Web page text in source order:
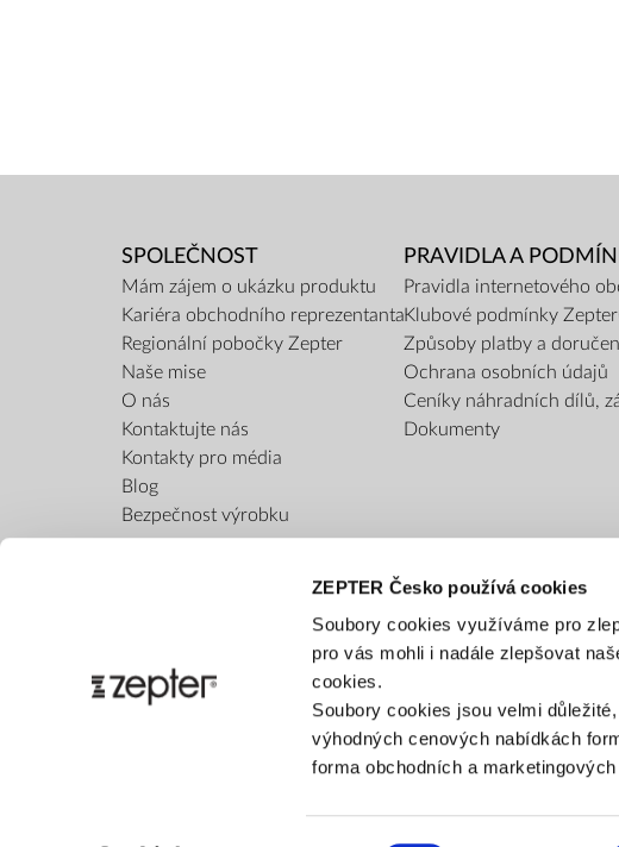
ZEPTER Česko používá cookies
Soubory cookies využíváme pro
pro vás mohli i nadále zlepšovat
cookies.
Soubory cookies jsou velmi
výhodných cenových nabídkách
forma obchodních a
SPOLEČNOST
Mám zájem o ukázku produktu
Kariéra obchodního reprezentanta
Regionální pobočky Zepter
Naše mise
O nás
Kontaktujte nás
Kontakty pro média
Blog
Bezpečnost výrobku
PRAVIDLA A
Pravidla internetového
Klubové podmínky
Způsoby platby a
Ochrana osobních údajů
Ceníky náhradních dílů,
Dokumenty
Platba